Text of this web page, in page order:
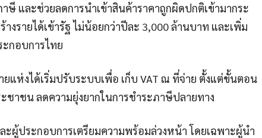
ษี และช่วยลดการนำเข้าสินค้าราคาถูกผิดปกติเข้ามากระ
งรายได้เข้ารัฐ ไม่น้อยกว่าปีละ 3,000 ล้านบาท และเพิ่ม
กอบการไทย
ห่งได้เริ่มปรับระบบเพื่อ เก็บ VAT ณ ที่จ่าย ตั้งแต่ขั้นตอน
ชาชน ลดความยุ่งยากในการชำระภาษีปลายทาง
ผู้ประกอบการเตรียมความพร้อมล่วงหน้า โดยเฉพาะผู้นำ